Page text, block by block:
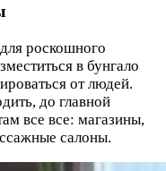
роскошного
в бунгало
от людей.
до главной
все все: магазины,
салоны.